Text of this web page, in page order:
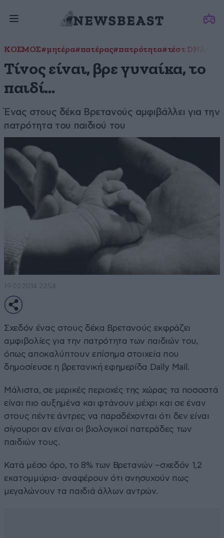
ΚΟΣΜΟΣ#μητέρα#πατέρας#πατρότητα#τέστ DNA
Τίνος είναι, βρε γυναίκα, το
παιδί…
Ένας στους δέκα Βρετανούς αμφιβάλλει για την
πατρότητα του παιδιού του
19·02·2014 22:54
Σχεδόν ένας στους δέκα Βρετανούς εκφράζει
αμφιβολίες για την πατρότητα των παιδιών του,
όπως αποκαλύπτουν επίσημα στοιχεία που
δημοσίευσε η βρετανική εφημερίδα Daily Mail.
Μάλιστα, σε μερικές περιοχές της χώρας τα ποσοστά
είναι πιο αυξημένα και φτάνουν μέχρι και σε έναν
στους πέντε άντρες να παραδέχονται ότι δεν είναι
σίγουροι αν είναι οι βιολογικοί πατεράδες των
παιδιών τους.
Κατά μέσο όρο, το 8% των Βρετανών –σχεδόν 1,2
εκατομμύρια- αναφέρουν ότι ανησυχούν πως
μεγαλώνουν τα παιδιά άλλων αντρών.